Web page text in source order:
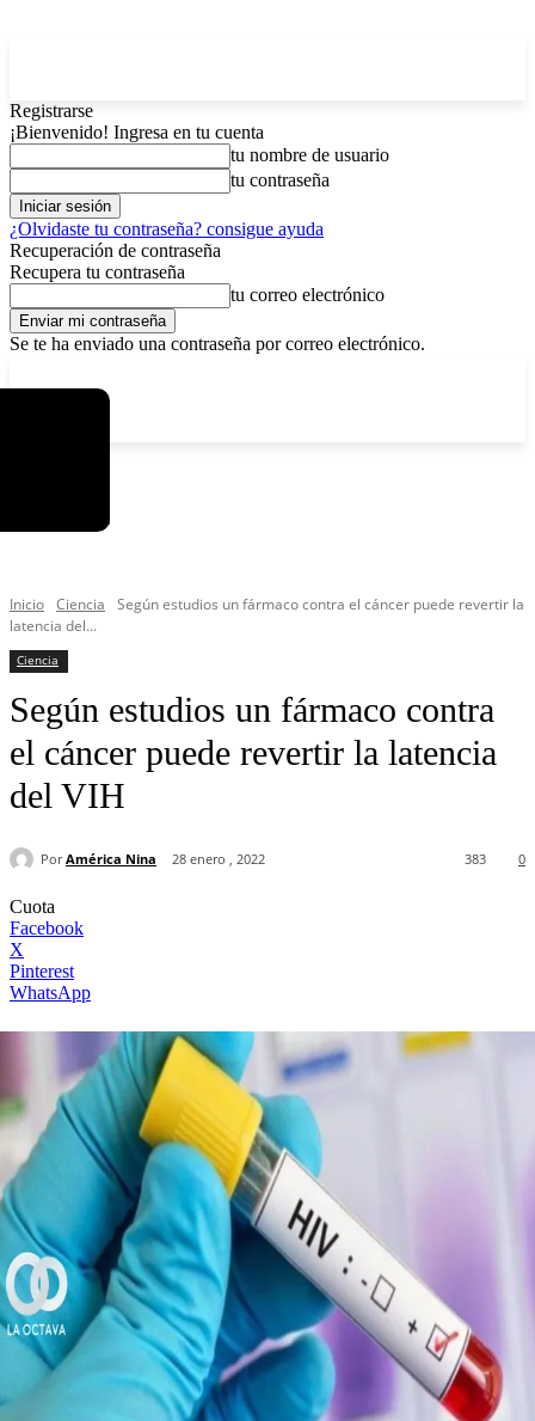
Registrarse
¡Bienvenido! Ingresa en tu cuenta
tu nombre de usuario
tu contraseña
¿Olvidaste tu contraseña? consigue ayuda
Recuperación de contraseña
Recupera tu contraseña
tu correo electrónico
Se te ha enviado una contraseña por correo electrónico.
Inicio Ciencia
Según estudios un fármaco contra el cáncer puede revertir la
latencia del...
Ciencia
Según estudios un fármaco contra
el cáncer puede revertir la latencia
del VIH
Por América Nina 28 enero , 2022 0
383
Cuota
Facebook
X
Pinterest
WhatsApp